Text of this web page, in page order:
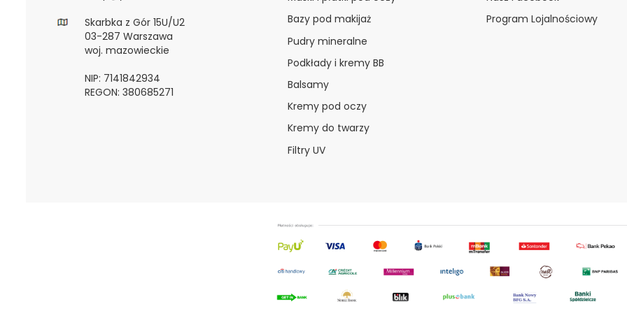
Skarbka z Gór 15U/U2
03-287 Warszawa
woj. mazowieckie
NIP: 7141842934
REGON: 380685271
Bazy pod makijaż
Pudry mineralne
Podkłady i kremy BB
Balsamy
Kremy pod oczy
Kremy do twarzy
Filtry UV
Program Lojalnościowy